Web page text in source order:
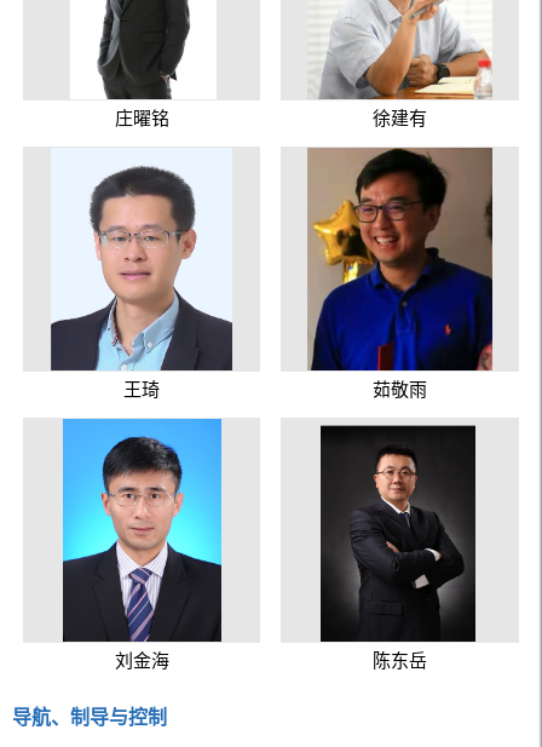
庄曜铭 徐建有
王琦 茹敬雨
刘金海 陈东岳
导航、制导与控制